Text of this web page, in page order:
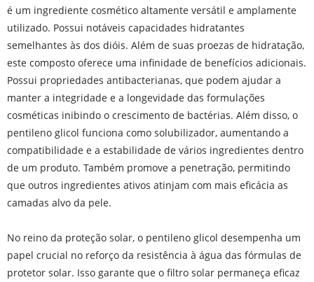
é um ingrediente cosmético altamente versátil e amplamente
utilizado. Possui notáveis ​​capacidades hidratantes
semelhantes às dos dióis. Além de suas proezas de hidratação,
este composto oferece uma infinidade de benefícios adicionais.
Possui propriedades antibacterianas, que podem ajudar a
manter a integridade e a longevidade das formulações
cosméticas inibindo o crescimento de bactérias. Além disso, o
pentileno glicol funciona como solubilizador, aumentando a
compatibilidade e a estabilidade de vários ingredientes dentro
de um produto. Também promove a penetração, permitindo
que outros ingredientes ativos atinjam com mais eficácia as
camadas alvo da pele.
No reino da proteção solar, o pentileno glicol desempenha um
papel crucial no reforço da resistência à água das fórmulas de
protetor solar. Isso garante que o filtro solar permaneça eficaz